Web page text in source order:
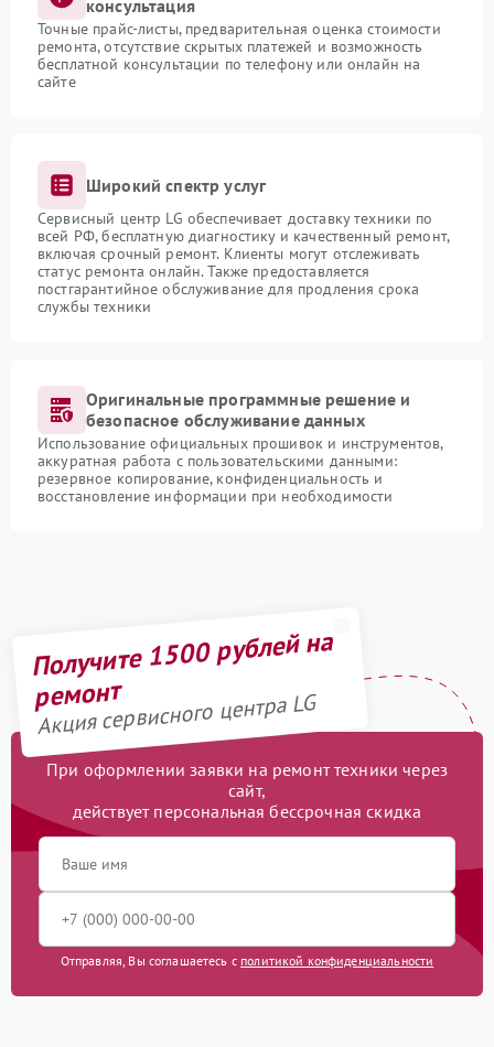
консультация
Точные прайс-листы, предварительная оценка стоимости
ремонта, отсутствие скрытых платежей и возможность
бесплатной консультации по телефону или онлайн на
сайте
Широкий спектр услуг
Сервисный центр LG обеспечивает доставку техники по
всей РФ, бесплатную диагностику и качественный ремонт,
включая срочный ремонт. Клиенты могут отслеживать
статус ремонта онлайн. Также предоставляется
постгарантийное обслуживание для продления срока
службы техники
Оригинальные программные решение и
безопасное обслуживание данных
Использование официальных прошивок и инструментов,
аккуратная работа с пользовательскими данными:
резервное копирование, конфиденциальность и
восстановление информации при необходимости
Получите 1500 рублей на
ремонт
Акция сервисного центра LG
При оформлении заявки на ремонт техники через
сайт,
действует персональная бессрочная скидка
Отправляя, Вы соглашаетесь с политикой конфиденциальности